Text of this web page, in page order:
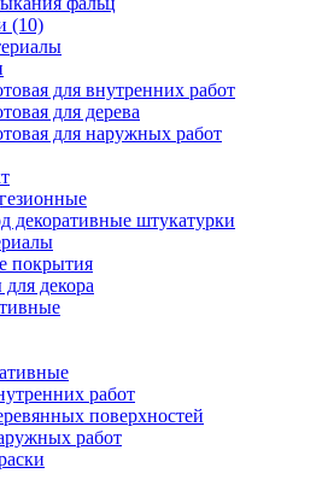
(10)
для внутренних работ
для дерева
для наружных работ
декоративные штукатурки
покрытия
декора
работ
поверхностей
работ